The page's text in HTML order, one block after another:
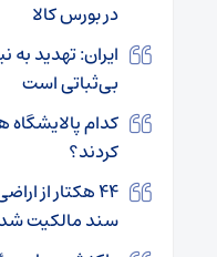
در بورس کالا
ایران: تهدید به
بی‌ثباتی است
کدام
کردند؟
۴۴ هکتار از
سند مالکیت